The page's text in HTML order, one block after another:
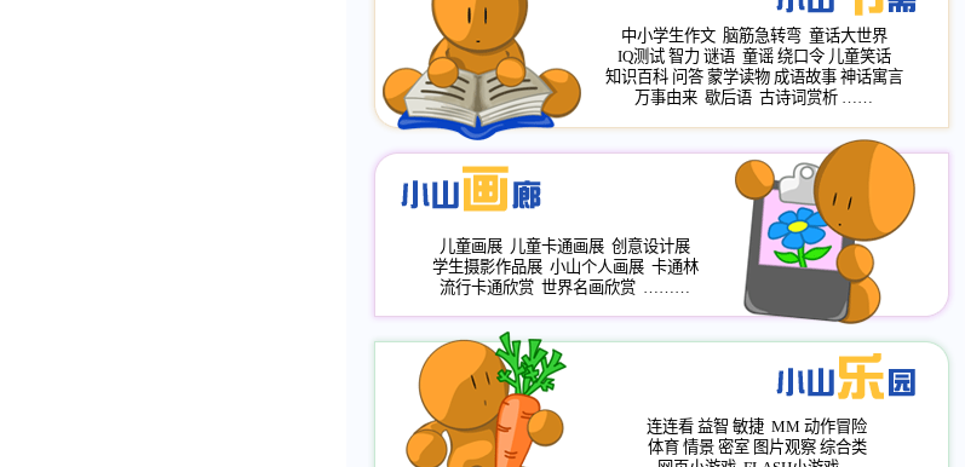
中小学生作文 脑筋急转弯 童话大世界
IQ测试 智力 谜语 童谣 绕口令 儿童笑话
知识百科 问答 蒙学读物 成语故事 神话寓言
万事由来 歇后语 古诗词赏析 ……
儿童画展 儿童卡通画展 创意设计展
学生摄影作品展 小山个人画展 卡通林
流行卡通欣赏 世界名画欣赏 ………
连连看 益智 敏捷 MM 动作冒险
体育 情景 密室 图片观察 综合类